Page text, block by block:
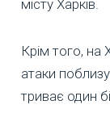
місту Харків.
Крім того, на
атаки
триває один